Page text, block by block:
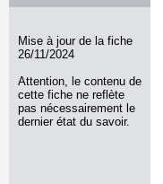
Mise à jour de la fiche
26/11/2024
Attention, le contenu de
cette fiche ne reflète
pas nécessairement le
dernier état du savoir.